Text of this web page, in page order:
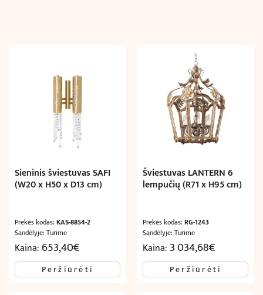
Sieninis šviestuvas SAFI
(W20 x H50 x D13 cm)
Prekės kodas: KAS-8854-2
Sandėlyje: Turime
Kaina:653,40€
Peržiūrėti
Šviestuvas LANTERN 6
lempučių (R71 x H95 cm)
Prekės kodas:RG-1243
Sandėlyje: Turime
Kaina: 3 034,68€
Peržiūrėti